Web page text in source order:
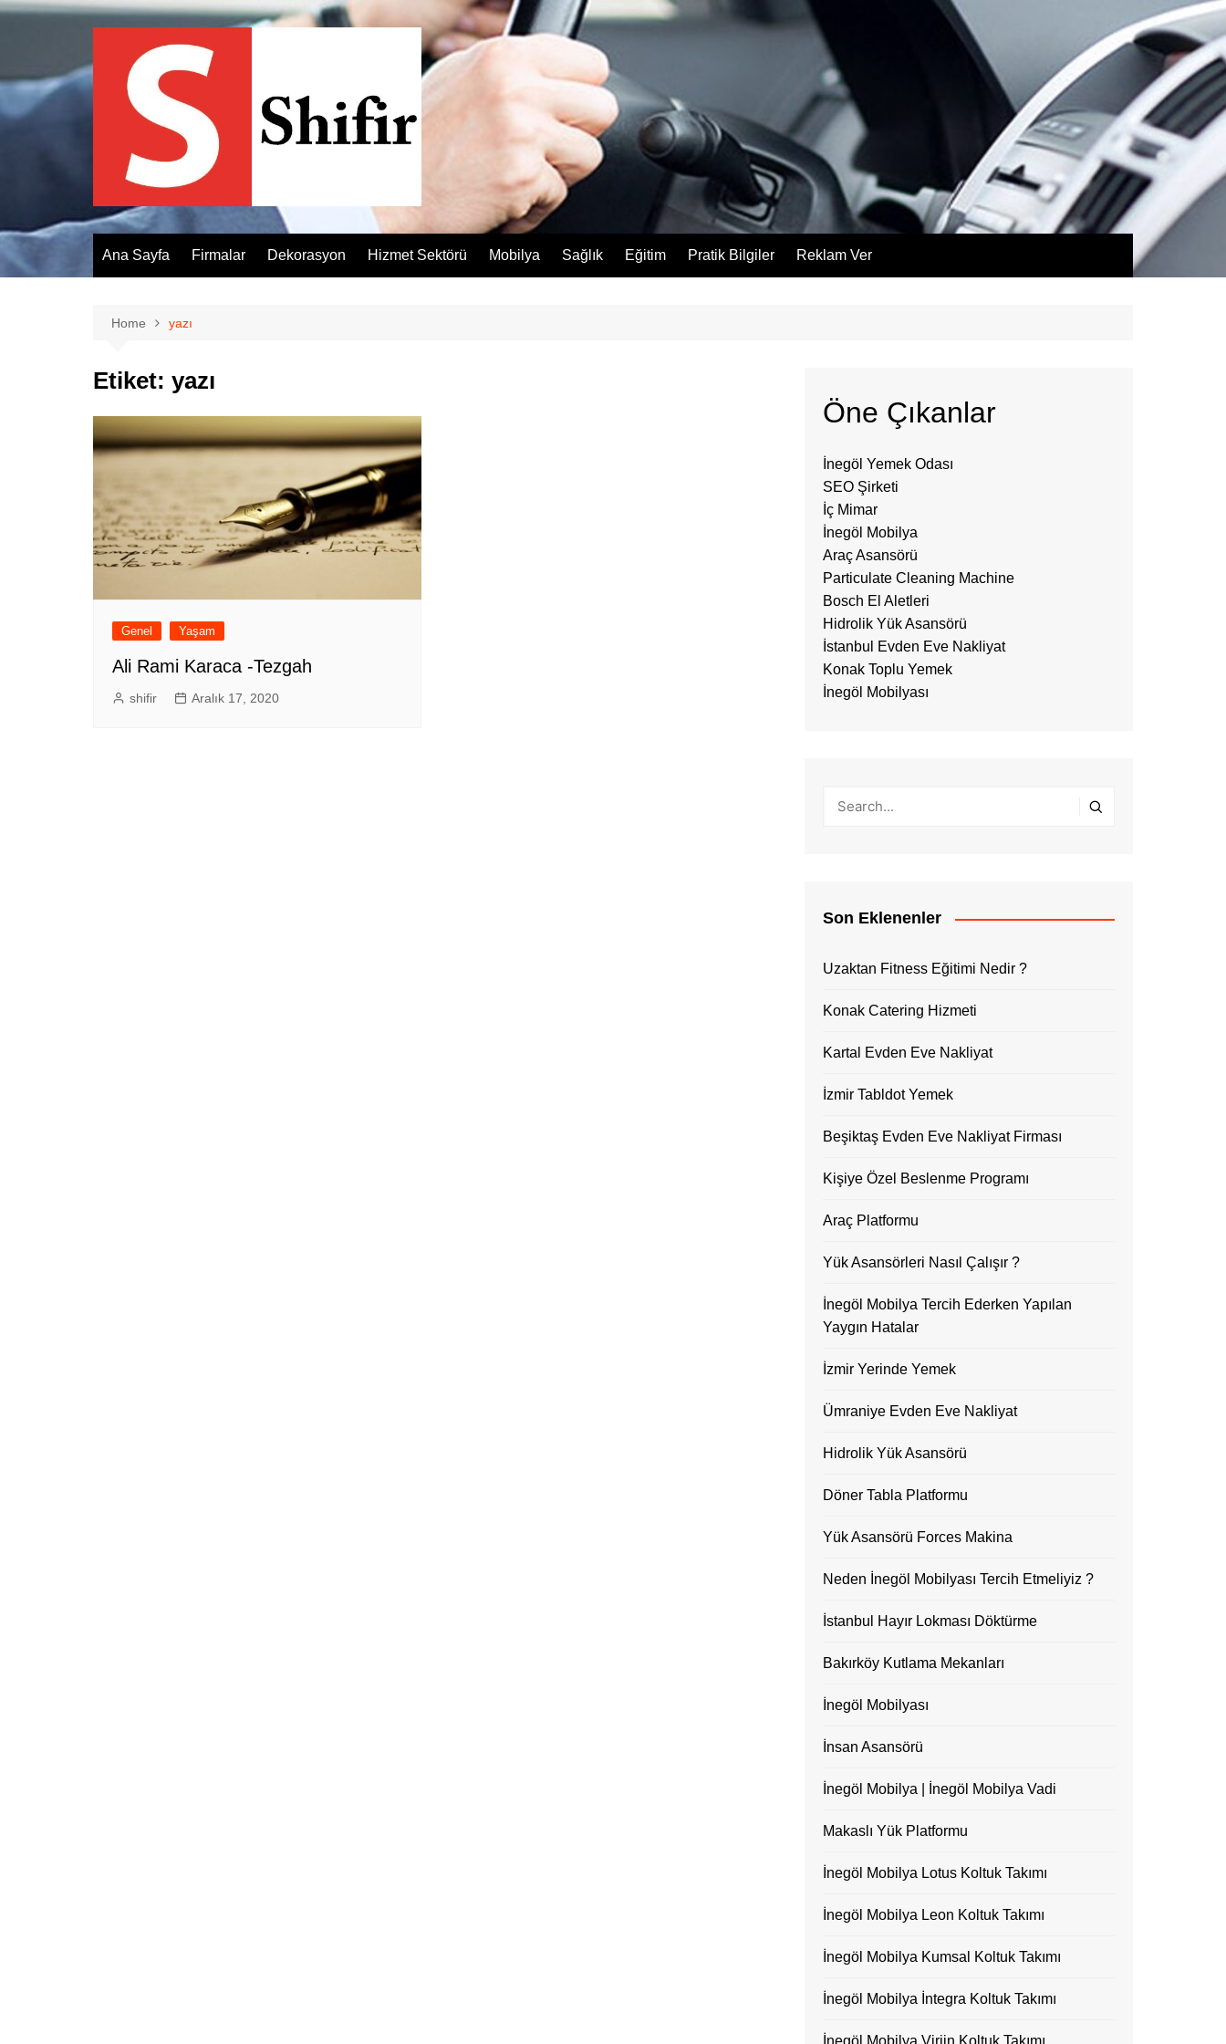
Skip
Ana Sayfa Firmalar Dekorasyon Hizmet Sektörü Mobilya Sağlık Eğitim Pratik Bilgiler Reklam Ver
Home yazı
Etiket: yazı
Genel Yaşam
Ali Rami Karaca -Tezgah
shifir Aralık 17, 2020
Öne Çıkanlar
İnegöl Yemek Odası
SEO Şirketi
İç Mimar
İnegöl Mobilya
Araç Asansörü
Particulate Cleaning Machine
Bosch El Aletleri
Hidrolik Yük Asansörü
İstanbul Evden Eve Nakliyat
Konak Toplu Yemek
İnegöl Mobilyası
Son Eklenenler
Uzaktan Fitness Eğitimi Nedir ?
Konak Catering Hizmeti
Kartal Evden Eve Nakliyat
İzmir Tabldot Yemek
Beşiktaş Evden Eve Nakliyat Firması
Kişiye Özel Beslenme Programı
Araç Platformu
Yük Asansörleri Nasıl Çalışır ?
İnegöl Mobilya Tercih Ederken Yapılan
Yaygın Hatalar
İzmir Yerinde Yemek
Ümraniye Evden Eve Nakliyat
Hidrolik Yük Asansörü
Döner Tabla Platformu
Yük Asansörü Forces Makina
Neden İnegöl Mobilyası Tercih Etmeliyiz ?
İstanbul Hayır Lokması Döktürme
Bakırköy Kutlama Mekanları
İnegöl Mobilyası
İnsan Asansörü
İnegöl Mobilya | İnegöl Mobilya Vadi
Makaslı Yük Platformu
İnegöl Mobilya Lotus Koltuk Takımı
İnegöl Mobilya Leon Koltuk Takımı
İnegöl Mobilya Kumsal Koltuk Takımı
İnegöl Mobilya İntegra Koltuk Takımı